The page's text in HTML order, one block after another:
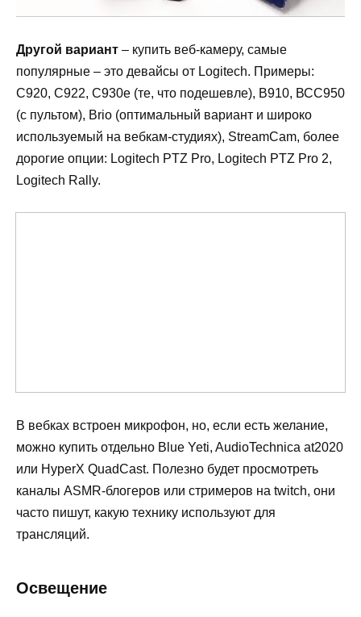
Другой вариант – купить веб-камеру, самые
популярные – это девайсы от Logitech. Примеры:
С920, С922, С930е (те, что подешевле), B910, ВСС950
(с пультом), Brio (оптимальный вариант и широко
используемый на вебкам-студиях), StreamCam, более
дорогие опции: Logitech PTZ Pro, Logitech PTZ Pro 2,
Logitech Rally.
В вебках встроен микрофон, но, если есть желание,
можно купить отдельно Blue Yeti, AudioTechnica at2020
или HyperX QuadCast. Полезно будет просмотреть
каналы ASMR-блогеров или стримеров на twitch, они
часто пишут, какую технику используют для
трансляций.
Освещение